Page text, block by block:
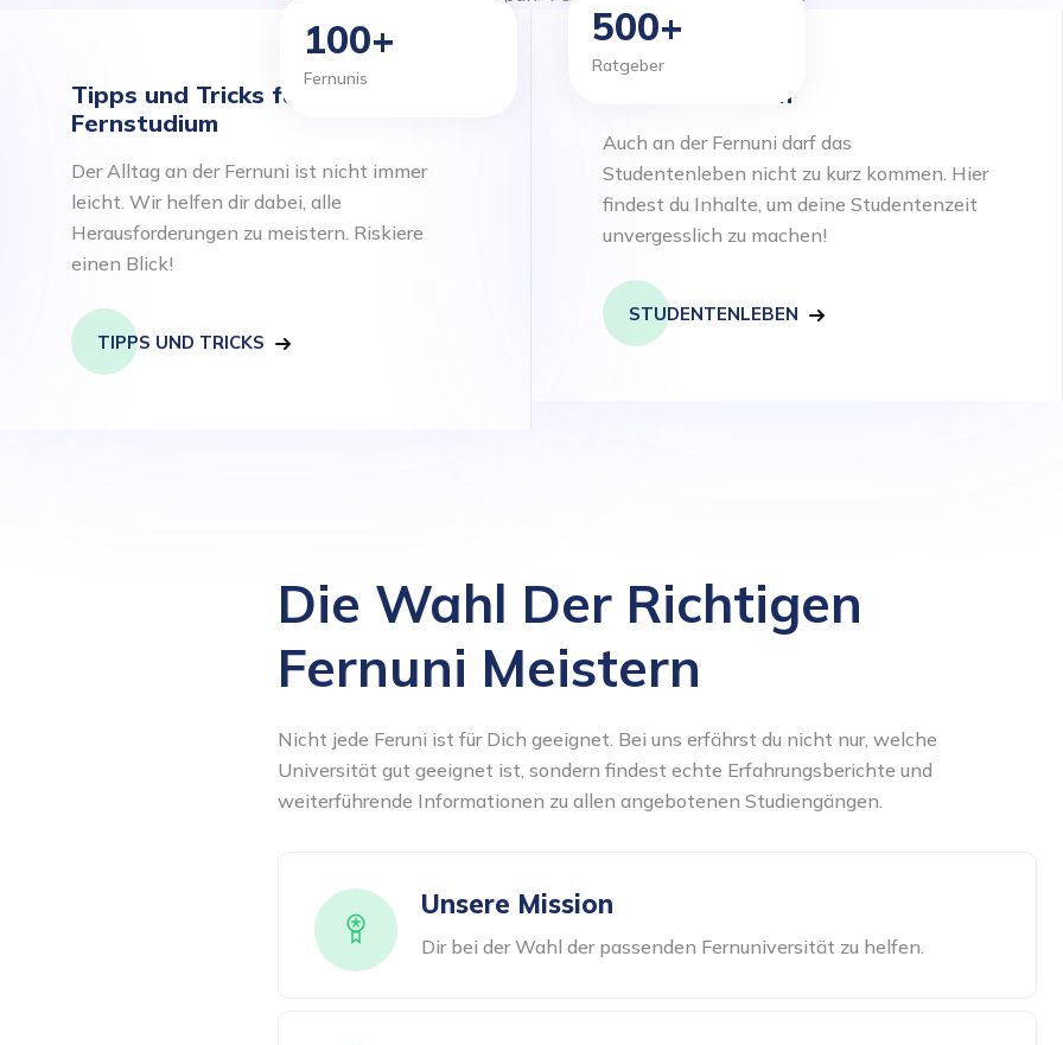
100+
Fernunis
500+
Ratgeber
Tipps und Tricks für das
Fernstudium
Der Alltag an der Fernuni ist nicht immer
leicht. Wir helfen dir dabei, alle
Herausforderungen zu meistern. Riskiere
einen Blick!
TIPPS UND TRICKS
Studentenleben
Auch an der Fernuni darf das
Studentenleben nicht zu kurz kommen. Hier
findest du Inhalte, um deine Studentenzeit
unvergesslich zu machen!
STUDENTENLEBEN
Die Wahl Der Richtigen
Fernuni Meistern
Nicht jede Feruni ist für Dich geeignet. Bei uns erfährst du nicht nur, welche
Universität gut geeignet ist, sondern findest echte Erfahrungsberichte und
weiterführende Informationen zu allen angebotenen Studiengängen.
Unsere Mission
Dir bei der Wahl der passenden Fernuniversität zu helfen.